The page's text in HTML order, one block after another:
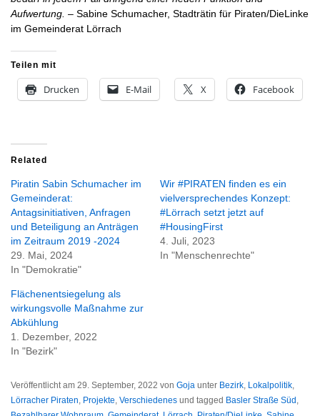
Aufwertung. – Sabine Schumacher, Stadträtin für Piraten/DieLinke
im Gemeinderat Lörrach
Teilen mit
Drucken E-Mail X Facebook
Related
Piratin Sabin Schumacher im
Gemeinderat:
Antagsinitiativen, Anfragen
und Beteiligung an Anträgen
im Zeitraum 2019 -2024
29. Mai, 2024
In "Demokratie"
Wir #PIRATEN finden es ein
vielversprechendes Konzept:
#Lörrach setzt jetzt auf
#HousingFirst
4. Juli, 2023
In "Menschenrechte"
Flächenentsiegelung als
wirkungsvolle Maßnahme zur
Abkühlung
1. Dezember, 2022
In "Bezirk"
Veröffentlicht am 29. September, 2022 von Goja unter Bezirk, Lokalpolitik,
Lörracher Piraten, Projekte, Verschiedenes und tagged Basler Straße Süd,